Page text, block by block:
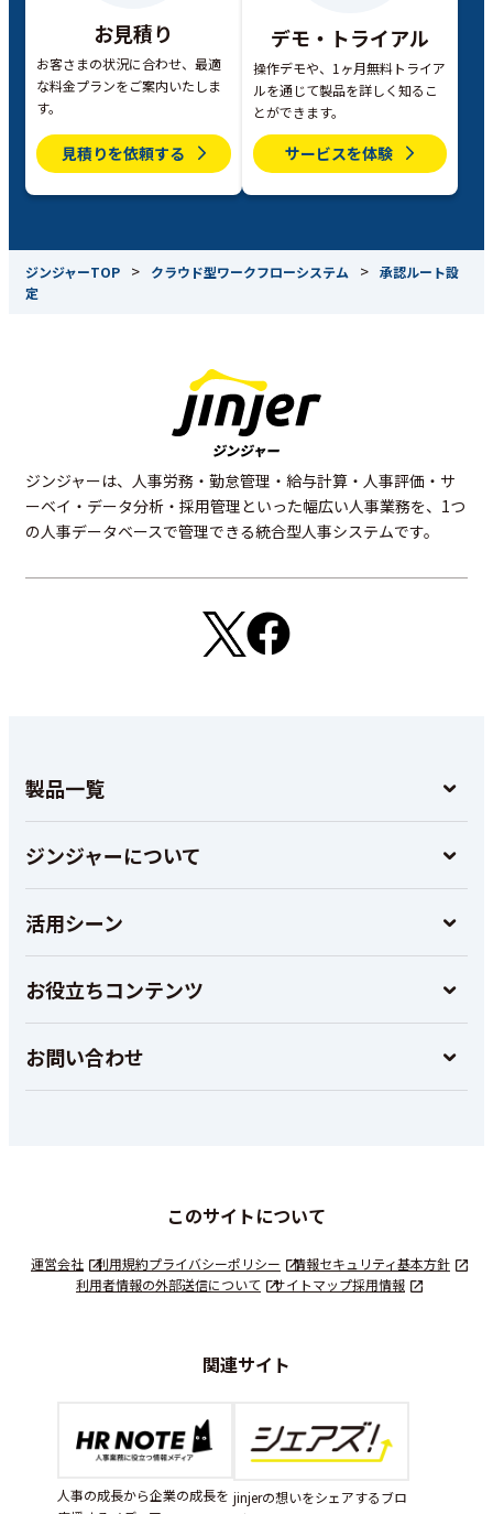
お見積り
お客さまの状況に合わせ、最適
な料金プランをご案内いたしま
す。
見積りを依頼する
デモ・トライアル
操作デモや、1ヶ月無料トライア
ルを通じて製品を詳しく知るこ
とができます。
サービスを体験
ジンジャーTOP > クラウド型ワークフローシステム > 承認ルート設
定
ジンジャーは、人事労務・勤怠管理・給与計算・人事評価・サ
ーベイ・データ分析・採用管理といった幅広い人事業務を、1つ
の人事データベースで管理できる統合型人事システムです。
製品一覧
ジンジャーについて
活用シーン
お役立ちコンテンツ
お問い合わせ
このサイトについて
運営会社 利用規約プライバシーポリシー
情報セキュリティ基本方針
利用者情報の外部送信について
サイトマップ採用情報
関連サイト
人事の成長から企業の成長を jinjerの想いをシェアするブロ